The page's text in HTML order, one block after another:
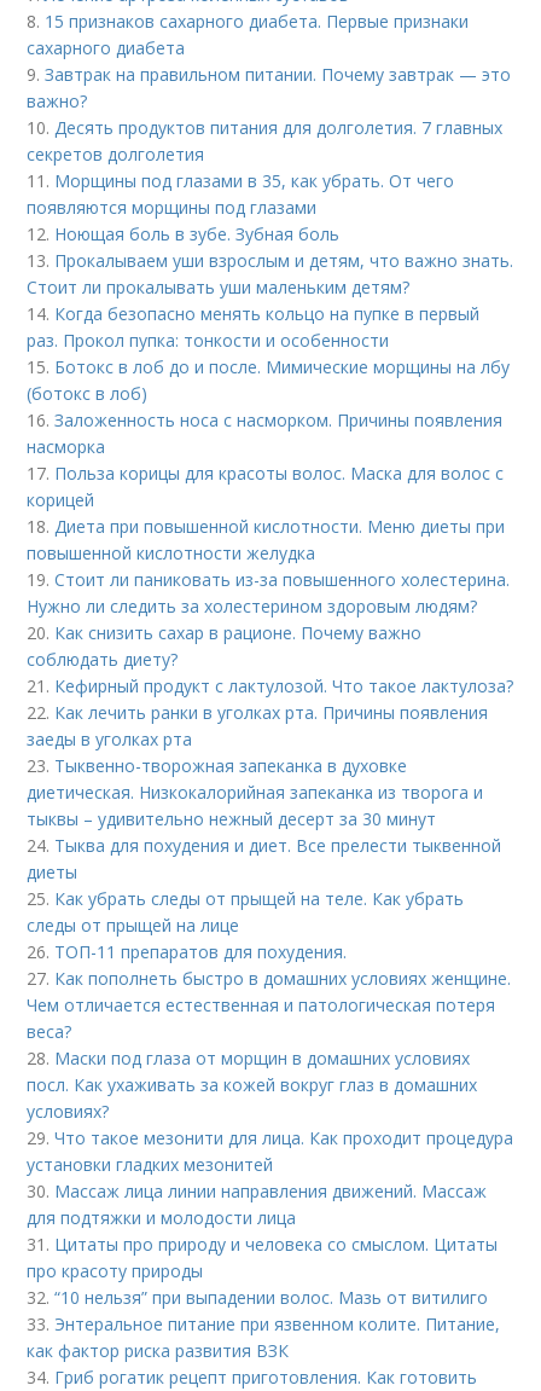
8. 15 признаков сахарного диабета. Первые признаки
сахарного диабета
9.Завтрак на правильном питании. Почему завтрак — это
важно?
10.Десять продуктов питания для долголетия. 7 главных
секретов долголетия
11. Морщины под глазами в 35, как убрать. От чего
появляются морщины под глазами
12. Ноющая боль в зубе. Зубная боль
13. Прокалываем уши взрослым и детям, что важно знать.
Стоит ли прокалывать уши маленьким детям?
14. Когда безопасно менять кольцо на пупке в первый
раз. Прокол пупка: тонкости и особенности
15. Ботокс в лоб до и после. Мимические морщины на лбу
(ботокс в лоб)
16.Заложенность носа с насморком. Причины появления
насморка
17. Польза корицы для красоты волос. Маска для волос с
корицей
18.Диета при повышенной кислотности. Меню диеты при
повышенной кислотности желудка
19.Стоит ли паниковать из-за повышенного холестерина.
Нужно ли следить за холестерином здоровым людям?
20. Как снизить сахар в рационе. Почему важно
соблюдать диету?
21. Кефирный продукт с лактулозой. Что такое лактулоза?
22. Как лечить ранки в уголках рта. Причины появления
заеды в уголках рта
23. Тыквенно-творожная запеканка в духовке
диетическая. Низкокалорийная запеканка из творога и
тыквы – удивительно нежный десерт за 30 минут
24. Тыква для похудения и диет. Все прелести тыквенной
диеты
25. Как убрать следы от прыщей на теле. Как убрать
следы от прыщей на лице
26. ТОП-11 препаратов для похудения.
27. Как пополнеть быстро в домашних условиях женщине.
Чем отличается естественная и патологическая потеря
веса?
28. Маски под глаза от морщин в домашних условиях
посл. Как ухаживать за кожей вокруг глаз в домашних
условиях?
29.Что такое мезонити для лица. Как проходит процедура
установки гладких мезонитей
30. Массаж лица линии направления движений. Массаж
для подтяжки и молодости лица
31. Цитаты про природу и человека со смыслом. Цитаты
про красоту природы
32.“10 нельзя” при выпадении волос. Мазь от витилиго
33. Энтеральное питание при язвенном колите. Питание,
как фактор риска развития ВЗК
34. Гриб рогатик рецепт приготовления. Как готовить